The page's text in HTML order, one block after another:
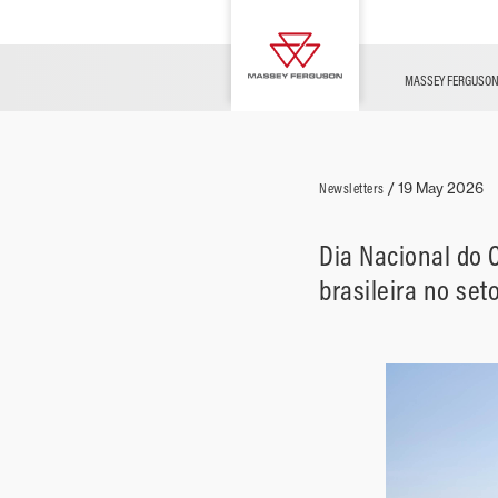
MASSEY FERGUSON
Manuais de Equipamentos
Consórcio Nacional Massey
Ferguson
Calendário 2026
Planting
Sinais de Correção RTX®
Newsletters /19 May 2026
Dia Nacional do
brasileira no